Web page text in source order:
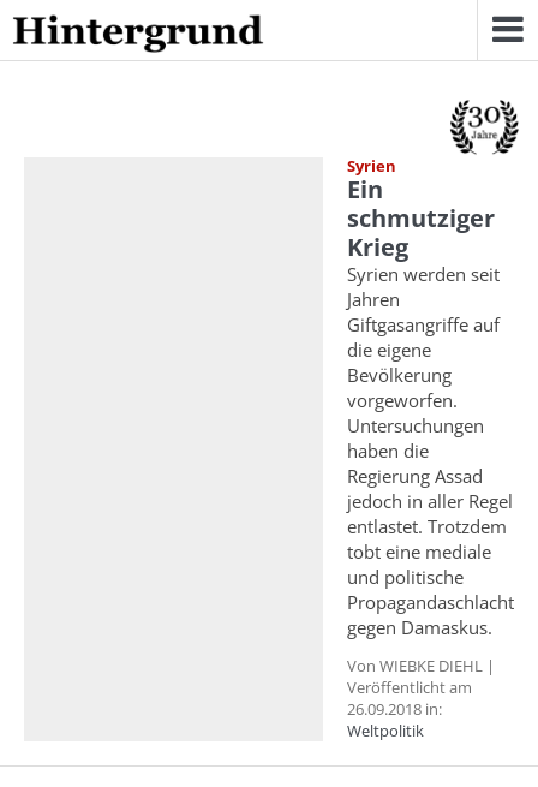
Skip
to
content
Syrien
Ein
schmutziger
Krieg
Syrien werden seit
Jahren
Giftgasangriffe auf
die eigene
Bevölkerung
vorgeworfen.
Untersuchungen
haben die
Regierung Assad
jedoch in aller Regel
entlastet. Trotzdem
tobt eine mediale
und politische
Propagandaschlacht
gegen Damaskus.
Von WIEBKE DIEHL |
Veröffentlicht am
26.09.2018 in:
Weltpolitik